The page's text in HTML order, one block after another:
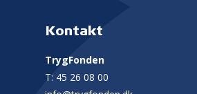
Kontakt
TrygFonden
T: 45 26 08 00